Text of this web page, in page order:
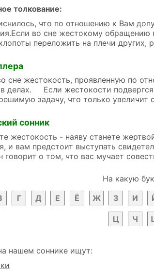
толкование:
что по отношению к Вам
во сне жестокому обращению
переложить на плечи других,
жестокость, проявленную по
делах. Если жестокости
задачу, что только увеличит
сонник
жестокость - наяву станете
и вам предстоит выступать
говорит о том, что вас мучает
На какую
Г Д Е Ё Ж З И
Ц Ч
нашем соннике ищут: